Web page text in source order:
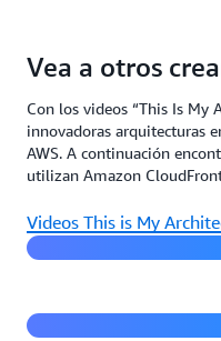
Vea a otros
Con los videos “This Is My
innovadoras arquitecturas
AWS. A continuación
utilizan Amazon
Videos This is My
Streaming de video
Channel 7